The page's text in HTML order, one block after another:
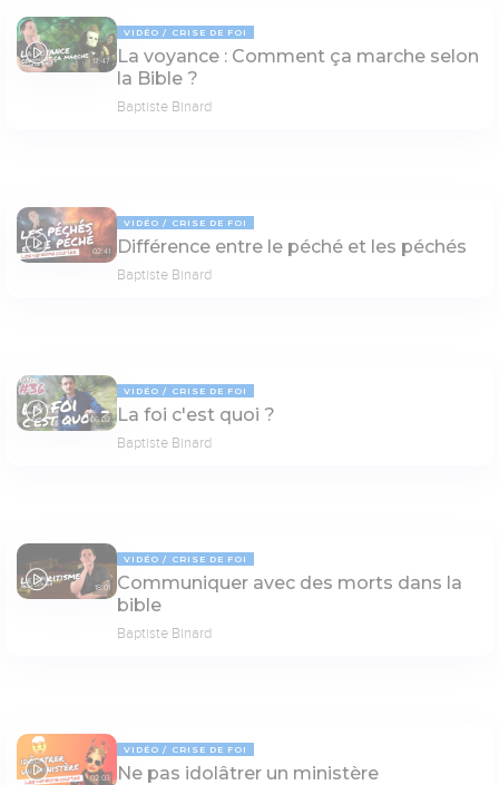
17:47
VIDÉO CRISE DE FOI
La voyance : Comment ça marche selon
la Bible ?
Baptiste Binard
02:41
VIDÉO CRISE DE FOI
Différence entre le péché et les péchés
Baptiste Binard
06:02
VIDÉO CRISE DE FOI
La foi c'est quoi ?
Baptiste Binard
18:01
VIDÉO CRISE DE FOI
Communiquer avec des morts dans la
bible
Baptiste Binard
02:03
VIDÉO CRISE DE FOI
Ne pas idolâtrer un ministère